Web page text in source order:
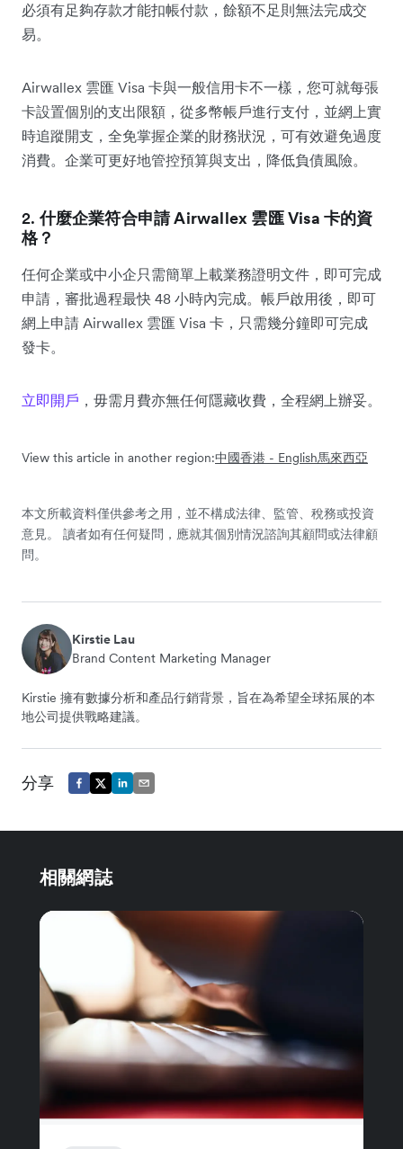
必須有足夠存款才能扣帳付款，餘額不足則無法完成交
易。
Airwallex 雲匯 Visa 卡與一般信用卡不一樣，您可就每張
卡設置個別的支出限額，從多幣帳戶進行支付，並網上實
時追蹤開支，全免掌握企業的財務狀況，可有效避免過度
消費。企業可更好地管控預算與支出，降低負債風險。
2.什麼企業符合申請 Airwallex 雲匯 Visa 卡的資
格？
任何企業或中小企只需簡單上載業務證明文件，即可完成
申請，審批過程最快 48 小時內完成。帳戶啟用後，即可
網上申請 Airwallex 雲匯 Visa 卡，只需幾分鐘即可完成
發卡。
立即開戶 ，毋需月費亦無任何隱藏收費，全程網上辦妥。
View this article in another region:中國香港 - English馬來西亞
本文所載資料僅供參考之用，並不構成法律、監管、稅務或投資
意見。 讀者如有任何疑問，應就其個別情況諮詢其顧問或法律顧
問。
Kirstie Lau
Brand Content Marketing Manager
Kirstie 擁有數據分析和產品行銷背景，旨在為希望全球拓展的本
地公司提供戰略建議。
分享
相關網誌